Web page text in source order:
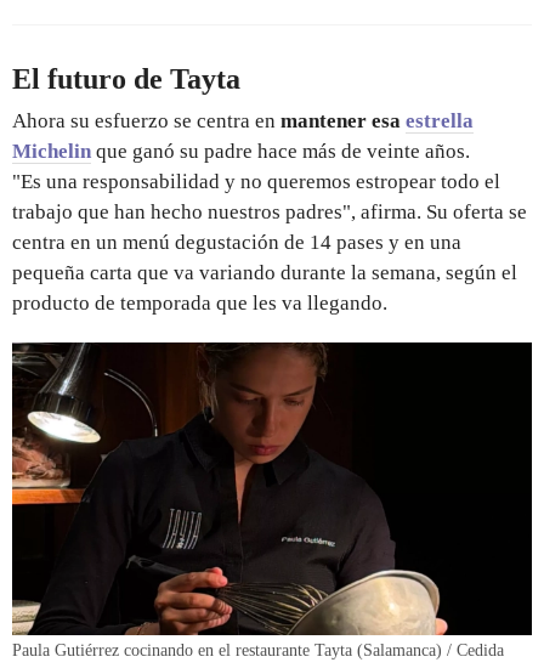
El futuro de Tayta
Ahora su esfuerzo se centra en mantener esa estrella
Michelin que ganó su padre hace más de veinte años.
"Es una responsabilidad y no queremos estropear todo el
trabajo que han hecho nuestros padres", afirma. Su oferta se
centra en un menú degustación de 14 pases y en una
pequeña carta que va variando durante la semana, según el
producto de temporada que les va llegando.
Paula Gutiérrez cocinando en el restaurante Tayta (Salamanca) / Cedida